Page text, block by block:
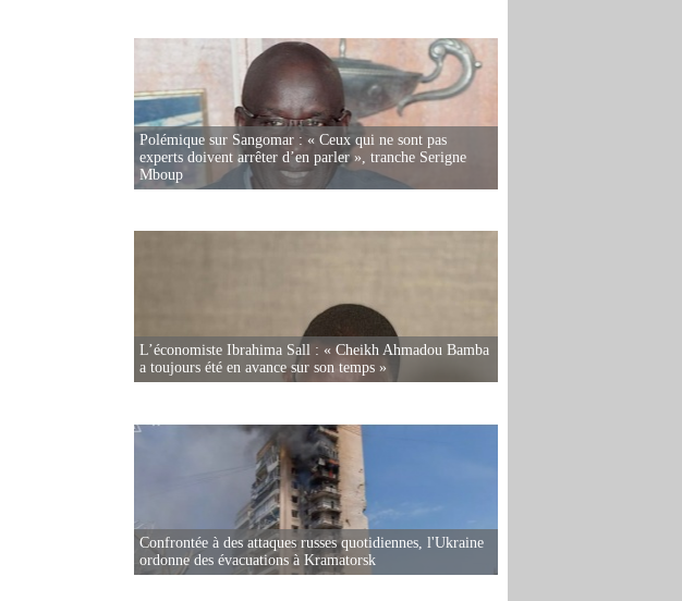
Polémique sur Sangomar : « Ceux qui ne sont pas
experts doivent arrêter d’en parler », tranche Serigne
Mboup
L’économiste Ibrahima Sall : « Cheikh Ahmadou Bamba
a toujours été en avance sur son temps »
Confrontée à des attaques russes quotidiennes, l'Ukraine
ordonne des évacuations à Kramatorsk